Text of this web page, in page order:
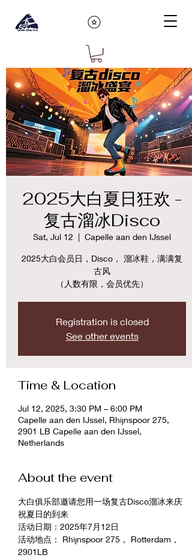
2025大白夏日狂欢 -
复古溜冰Disco
Sat, Jul 12
  |
Capelle aan den IJssel
2025大白会员日，Disco， 溜冰鞋，满满复
古风
（人数有限，会员优先）
Registration is closed
See other events
Time & Location
Jul 12, 2025, 3:30 PM – 6:00 PM
Capelle aan den IJssel, Rhijnspoor 275,
2901 LB Capelle aan den IJssel,
Netherlands
About the event
大白俱乐部邀请您用一场复古Disco溜冰来庆
祝夏日的到来
活动日期：2025年7月12日
活动地点： Rhijnspoor 275， Rotterdam，
2901LB